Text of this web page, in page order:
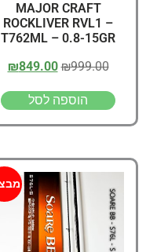
MAJOR CRAFT
ROCKLIVER RVL1 –
T762ML – 0.8-15GR
₪999.00
₪849.00
הוספה לסל